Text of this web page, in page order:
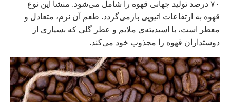
۷۰ درصد تولید جهانی قهوه را شامل می‌شود. منشأ این نوع
قهوه به ارتفاعات اتیوپی بازمی‌گردد. طعم آن نرم، متعادل و
معطر است، با اسیدیته‌ی ملایم و عطر گلی که بسیاری از
دوستداران قهوه را مجذوب خود می‌کند.